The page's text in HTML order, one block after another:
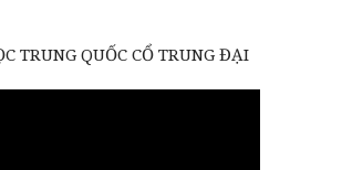
TRUNG QUỐC CỔ TRUNG ĐẠI